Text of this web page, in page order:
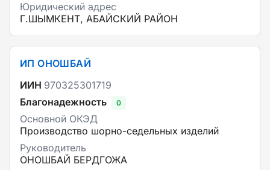
Юридический адрес
Г.ШЫМКЕНТ, АБАЙСКИЙ РАЙОН
ИП ОНОШБАЙ
ИИН 970325301719
Благонадежность
0
Основной ОКЭД
Производство шорно-седельных изделий
Руководитель
ОНОШБАЙ БЕРДГОЖА